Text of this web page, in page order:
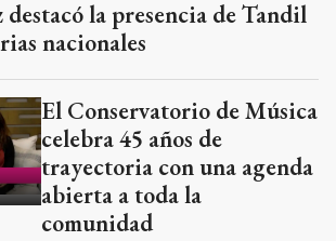
la presencia de Tandil
nacionales
El Conservatorio de Música
celebra 45 años de
trayectoria con una agenda
abierta a toda la
comunidad